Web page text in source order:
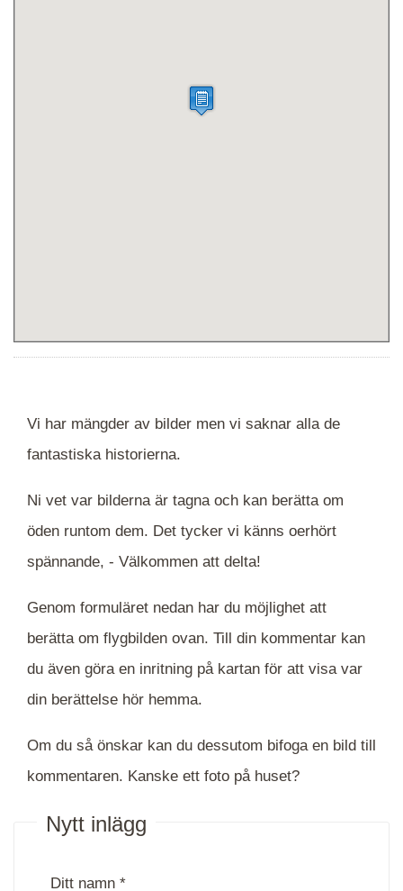
Vi har mängder av bilder men vi saknar alla de
fantastiska historierna.
Ni vet var bilderna är tagna och kan berätta om
öden runtom dem. Det tycker vi känns oerhört
spännande, - Välkommen att delta!
Genom formuläret nedan har du möjlighet att
berätta om flygbilden ovan. Till din kommentar kan
du även göra en inritning på kartan för att visa var
din berättelse hör hemma.
Om du så önskar kan du dessutom bifoga en bild till
kommentaren. Kanske ett foto på huset?
Nytt inlägg
Ditt namn *